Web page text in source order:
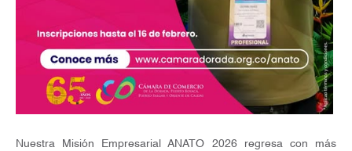
Nuestra Misión Empresarial ANATO 2026 regresa con más